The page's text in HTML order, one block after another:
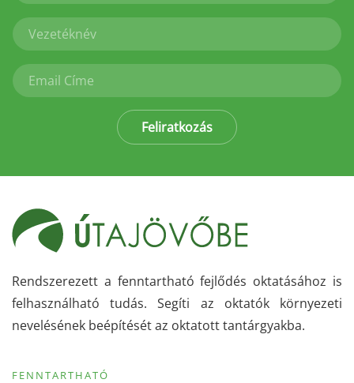
Feliratkozás
Rendszerezett a fenntartható fejlődés oktatásához is
felhasználható tudás. Segíti az oktatók környezeti
nevelésének beépítését az oktatott tantárgyakba.
FENNTARTHATÓ